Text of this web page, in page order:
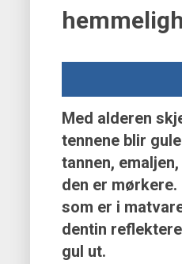
Med alderen
tennene blir
tannen,
den er
som er i
dentin
gul ut.